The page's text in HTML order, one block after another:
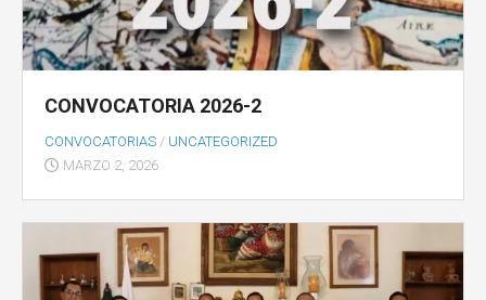
CONVOCATORIA 2026-2
CONVOCATORIAS / UNCATEGORIZED
MARZO 2, 2026